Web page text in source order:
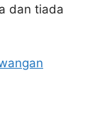
dan tiada